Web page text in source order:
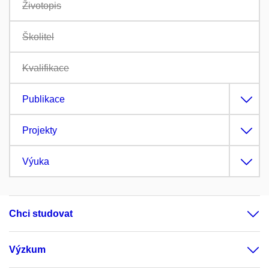
Životopis
Školitel
Kvalifikace
Publikace
Projekty
Výuka
Chci studovat
Výzkum